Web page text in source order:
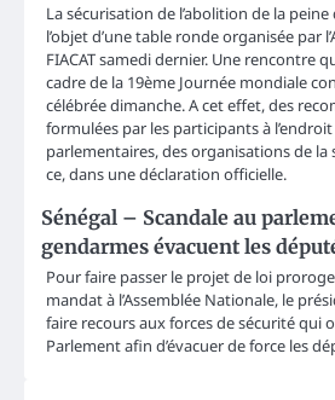
La sécurisation de l’abolition de la
l’objet d’une table ronde organisée par
FIACAT samedi dernier. Une rencontre
cadre de la 19ème Journée mondiale
célébrée dimanche. A cet effet, des
formulées par les participants à
parlementaires, des organisations de la
ce, dans une déclaration officielle.
Sénégal – Scandale au
gendarmes évacuent les
Pour faire passer le projet de loi
mandat à l’Assemblée Nationale, le
faire recours aux forces de sécurité qui
Parlement afin d’évacuer de force les